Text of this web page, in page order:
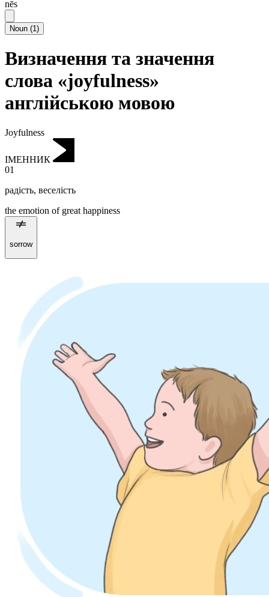
nēs
Noun (1)
Визначення та значення
слова «joyfulness»
англійською мовою
Joyfulness
ІМЕННИК
01
радість, веселість
the emotion of great happiness
sorrow